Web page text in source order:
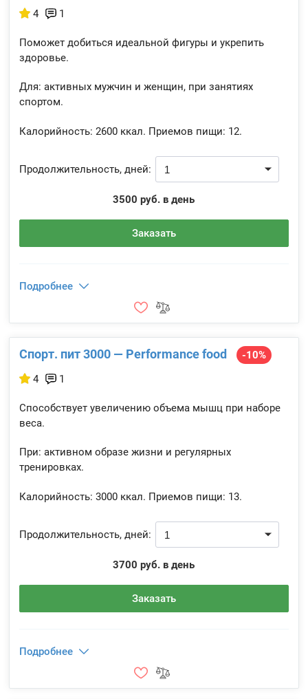
4
1
Поможет добиться идеальной фигуры и укрепить
здоровье.
Для: активных мужчин и женщин, при занятиях
спортом.
Калорийность: 2600 ккал. Приемов пищи: 12.
Продолжительность, дней:
3500 руб. в день
Заказать
Подробнее
Спорт. пит 3000 — Performance food
-10%
4
1
Способствует увеличению объема мышц при наборе
веса.
При: активном образе жизни и регулярных
тренировках.
Калорийность: 3000 ккал. Приемов пищи: 13.
Продолжительность, дней:
3700 руб. в день
Заказать
Подробнее